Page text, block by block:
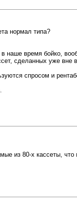
нормал типа?
наше время бойко,
сделанных уже вне
спросом и
из 80-х кассеты, что